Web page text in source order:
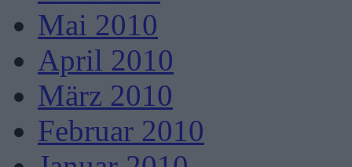
Mai 2010
April 2010
März 2010
Februar 2010